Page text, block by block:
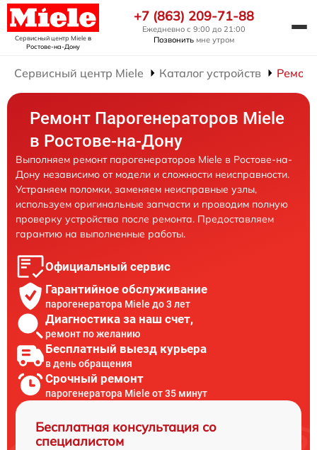
Сервисный центр Mieleв
Ростове-на-Дону
+7 (863) 209-71-88
Ежедневно с 9:00 до 21:00
Позвонить мне утром
Сервисный центр Miele Каталог устройств
Ремонт Парогенераторов Miele
в Ростове-на-Дону
Выполняем ремонт парогенераторов Miele в Ростове-на-
Дону независимо от модели и сложности неисправности.
Устраняем поломки, заменяем неисправные узлы,
используем оригинальные запчасти и проводим полную
проверку устройства после ремонта. Предоставляем
гарантию на выполненные работы.
Официальный сервис
Гарантийное обслуживание
парогенератора Miele до 3 лет
Диагностика за наш счет,
ремонт по желанию
Бесплатный выезд курьера
в день обращения
Срочный ремонт
парогенератора Miele от 35 минут
Бесплатная консультация со
специалистом